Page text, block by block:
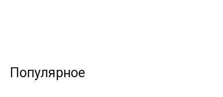
Популярное